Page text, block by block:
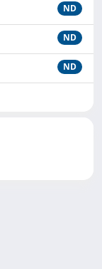
ND
ND
ND